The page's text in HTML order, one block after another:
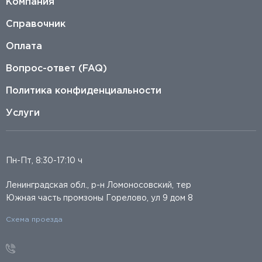
Компания
Справочник
Оплата
Вопрос-ответ (FAQ)
Политика конфиденциальности
Услуги
Пн-Пт, 8:30-17:10 ч
Ленинградская обл., р-н Ломоносовский, тер
Южная часть промзоны Горелово, ул 9 дом 8
Схема проезда